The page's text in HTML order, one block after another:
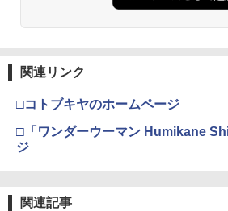
月予約】
￥11,580
ティング グラス
ック一体 3つのバ
4
タカラトミー トミ
ード頂上決戦- 約
4
TAMASHII
LL 草薙素子 約
ラモデル
HGUC 機動戦士ガ
モデル
￥3,815
4
￥3,409
型用接着剤 87003
￥184
5
関連リンク
□コトブキヤのホームページ
□「ワンダーウーマン Humikane
ジ
関連記事